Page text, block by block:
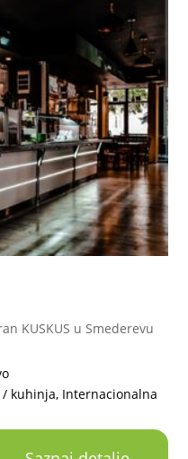
KUSKUS u Smederevu
/ kuhinja, Internacionalna